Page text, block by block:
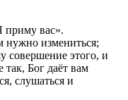
приму вас».
нужно измениться;
совершение этого, и
так, Бог даёт вам
слушаться и